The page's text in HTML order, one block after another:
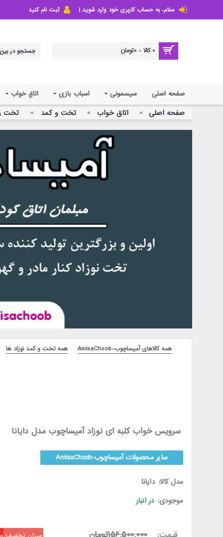
سلام، به حساب کاربری خود وارد شوید | ثبت نام کنید
0 کالا - 0تومان
صفحه اصلی سیسمونی اسباب بازی اتاق خواب
صفحه اصلی اتاق خواب تخت و کمد تخت
همه کالاهای آمیساچوب-AmisaChoob همه تخت و کمد نوزاد ها
سرویس خواب کلبه ای نوزاد آمیساچوب مدل دایانا
سایر محصولات آمیساچوب-AmisaChoob
مدل کالا: دایانا
موجودی: در انبار